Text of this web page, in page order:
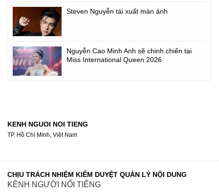
Steven Nguyễn tái xuất màn ảnh
Nguyễn Cao Minh Anh sẽ chinh chiến tại
Miss International Queen 2026
KENH NGUOI NOI TIENG
TP. Hồ Chí Minh, Việt Nam
CHỊU TRÁCH NHIỆM KIỂM DUYỆT QUẢN LÝ NỘI DUNG
KÊNH NGƯỜI NỔI TIẾNG